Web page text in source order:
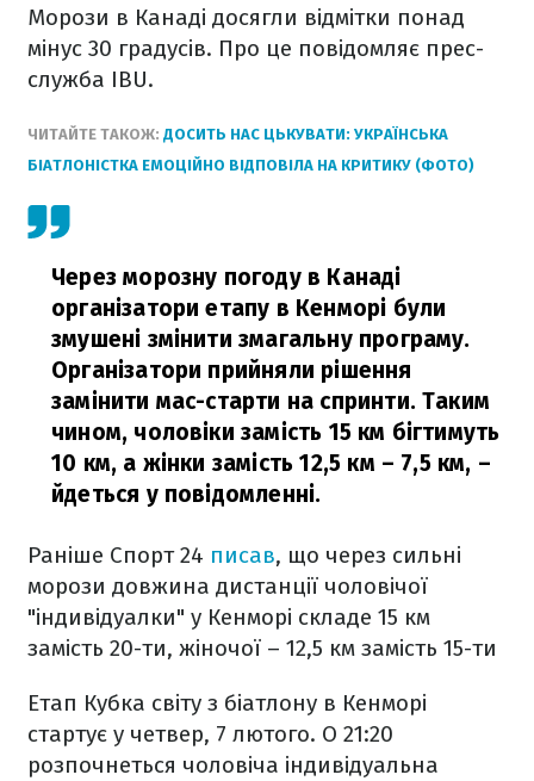
Морози в Канаді досягли відмітки понад
мінус 30 градусів. Про це повідомляє прес-
служба IBU.
ЧИТАЙТЕ ТАКОЖ: ДОСИТЬ НАС ЦЬКУВАТИ: УКРАЇНСЬКА
БІАТЛОНІСТКА ЕМОЦІЙНО ВІДПОВІЛА НА КРИТИКУ (ФОТО)
Через морозну погоду в Канаді
організатори етапу в Кенморі були
змушені змінити змагальну програму.
Організатори прийняли рішення
замінити мас-старти на спринти. Таким
чином, чоловіки замість 15 км бігтимуть
10 км, а жінки замість 12,5 км – 7,5 км, –
йдеться у повідомленні.
Раніше Спорт 24 писав, що через сильні
морози довжина дистанції чоловічої
"індивідуалки" у Кенморі складе 15 км
замість 20-ти, жіночої – 12,5 км замість 15-ти
Етап Кубка світу з біатлону в Кенморі
стартує у четвер, 7 лютого. О 21:20
розпочнеться чоловіча індивідуальна